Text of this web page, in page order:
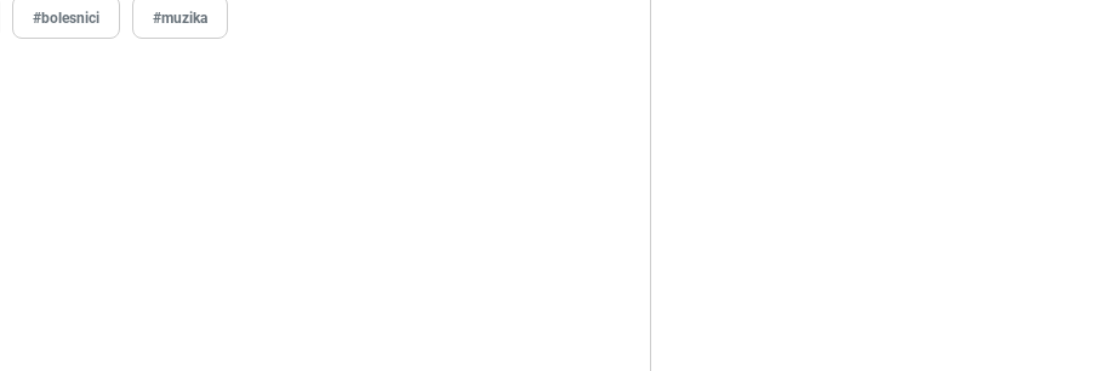
#bolesnici #muzika